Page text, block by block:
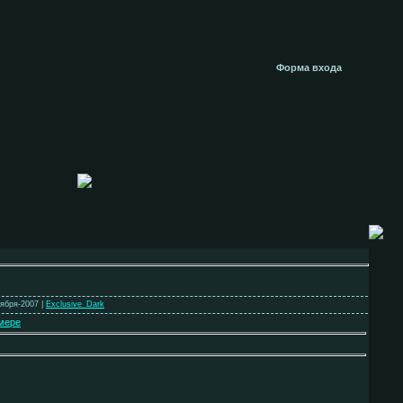
Форма входа
2007 | Exclusive_Dark